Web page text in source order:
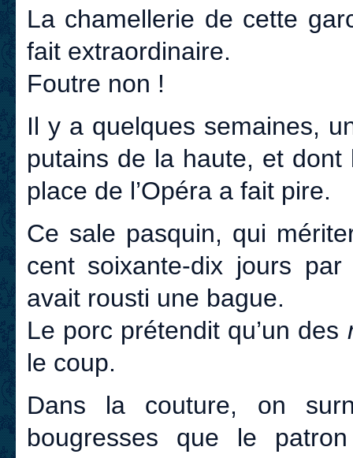
La chamellerie de cette
fait extraordinaire.
Foutre non !
Il y a quelques semaines,
putains de la haute, et
place de l’Opéra a fait pire.
Ce sale pasquin, qui
cent soixante-dix jours
avait rousti une bague.
Le porc prétendit qu’un des
le coup.
Dans la couture, on
bougresses que le